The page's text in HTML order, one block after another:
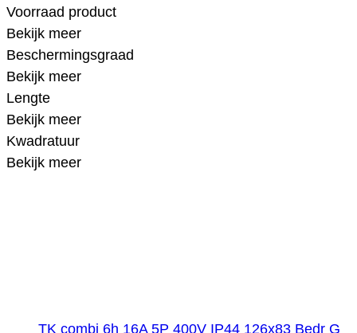
Voorraad product
Bekijk meer
Beschermingsgraad
Bekijk meer
Lengte
Bekijk meer
Kwadratuur
Bekijk meer
TK combi 6h 16A 5P 400V IP44 126x83 Bedr G